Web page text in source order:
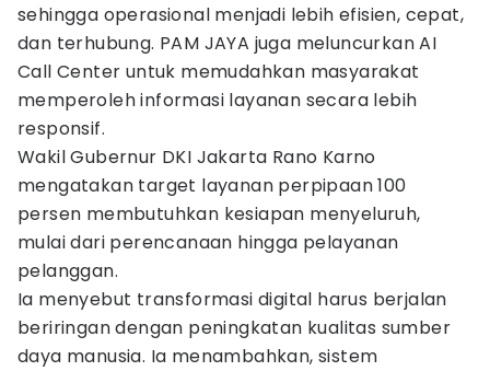
sehingga operasional menjadi lebih efisien, cepat,
dan terhubung. PAM JAYA juga meluncurkan AI
Call Center untuk memudahkan masyarakat
memperoleh informasi layanan secara lebih
responsif.
Wakil Gubernur DKI Jakarta Rano Karno
mengatakan target layanan perpipaan 100
persen membutuhkan kesiapan menyeluruh,
mulai dari perencanaan hingga pelayanan
pelanggan.
Ia menyebut transformasi digital harus berjalan
beriringan dengan peningkatan kualitas sumber
daya manusia. Ia menambahkan, sistem